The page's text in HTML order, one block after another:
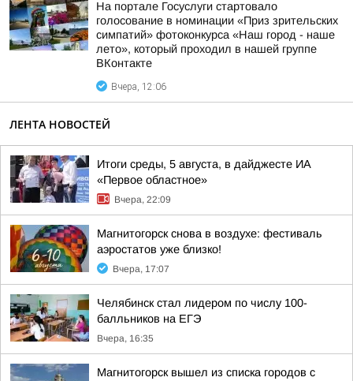
На портале Госуслуги стартовало
голосование в номинации «Приз зрительских
симпатий» фотоконкурса «Наш город - наше
лето», который проходил в нашей группе
ВКонтакте
Вчера, 12:06
ЛЕНТА НОВОСТЕЙ
Итоги среды, 5 августа, в дайджесте ИА
«Первое областное»
Вчера, 22:09
Магнитогорск снова в воздухе: фестиваль
аэростатов уже близко!
Вчера, 17:07
Челябинск стал лидером по числу 100-
балльников на ЕГЭ
Вчера, 16:35
Магнитогорск вышел из списка городов с